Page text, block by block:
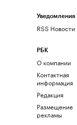
Уведомления
RSS Новости
РБК
О компании
Контактная
информация
Редакция
Размещение
рекламы